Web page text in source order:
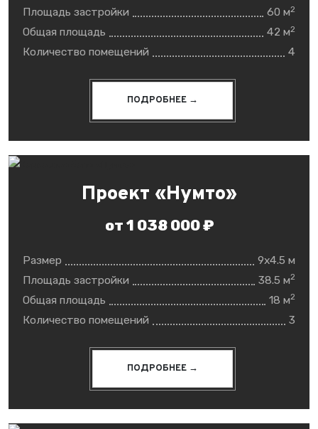
Площадь застройки
60 м2
Общая площадь 42 м2
Количество помещений 4
ПОДРОБНЕЕ →
Проект «Нумто»
от 1 038 000 ₽
Размер
9x4.5 м
Площадь застройки
38.5 м2
Общая площадь 18 м2
Количество помещений 3
ПОДРОБНЕЕ →